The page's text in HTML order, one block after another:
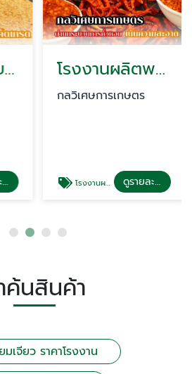
ขายส่งกระเทียมเจียว
เอียด
โรงงานผลิตพริกป่น
กลวิเศษการเกษตร
โรงงานผลิตพริกป่น ดูรายละเอียด
ค้นสินค้า
มเจียว ราคาโรงงาน